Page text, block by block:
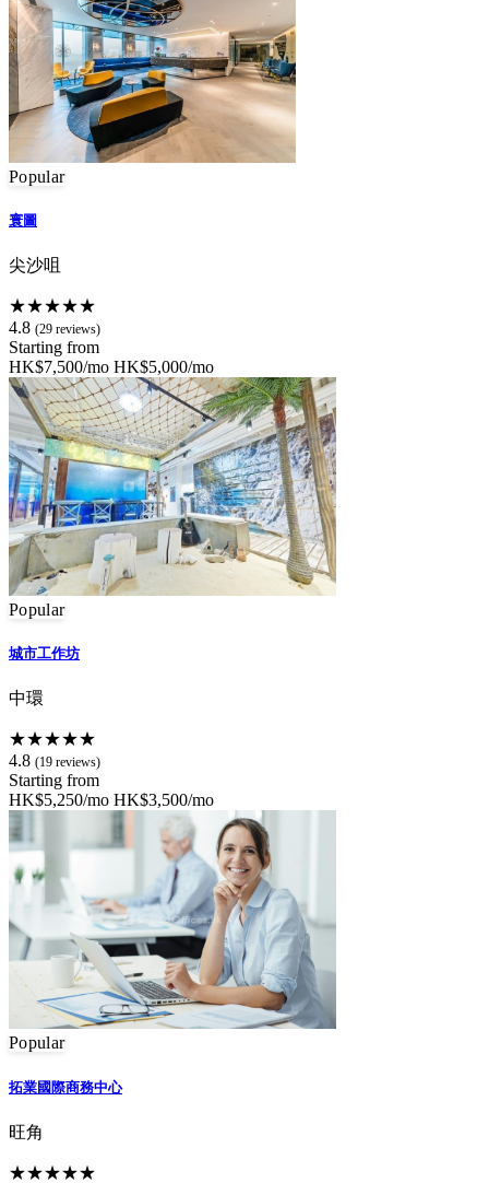
Popular
寰圖
尖沙咀
★★★★★
4.8 (29 reviews)
Starting from
HK$7,500/mo HK$5,000/mo
Popular
城市工作坊
中環
★★★★★
4.8 (19 reviews)
Starting from
HK$5,250/mo HK$3,500/mo
Popular
拓業國際商務中心
旺角
★★★★★